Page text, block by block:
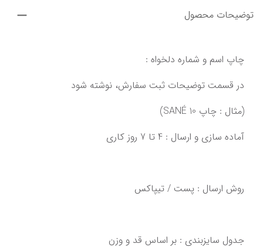
توضیحات محصول
چاپ اسم و شماره دلخواه :
در قسمت توضیحات ثبت سفارش، نوشته شود
(مثال : چاپ SANÉ 10)
آماده سازی و ارسال : 4 تا 7 روز کاری‌‌‌‌‌‌
روش ارسال : پست / تیپاکس